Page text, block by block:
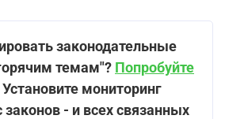
законодательные
темам"? Попробуйте
Установите мониторинг
- и всех связанных